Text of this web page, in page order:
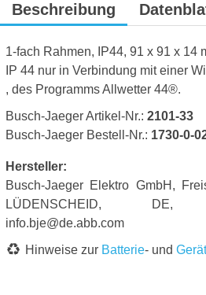
Beschreibung
1-fach Rahmen, IP44, 91 x 91 x 14
IP 44 nur in Verbindung mit einer
, des Programms Allwetter 44®.
Busch-Jaeger Artikel-Nr.: 2101-33
Busch-Jaeger Bestell-Nr.: 1730-0-
Hersteller:
Busch-Jaeger Elektro GmbH,
LÜDENSCHEID, DE,
info.bje@de.abb.com
Hinweise zur Batterie- und